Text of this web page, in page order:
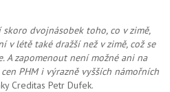
dvojnásobek toho, co v zimě,
v létě také dražší než v zimě, což se
A zapomenout není možnéani na
PHM i výrazně vyšších námořních
Creditas Petr Dufek.